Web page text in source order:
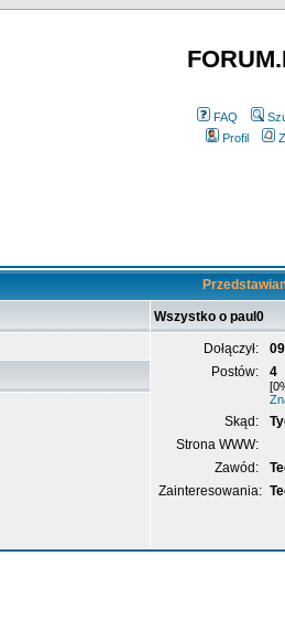
FAQ
Profil
Wszystko o paul0
Dołączył:
Postów:
4
Skąd:
Strona WWW:
Zawód:
Zainteresowania: